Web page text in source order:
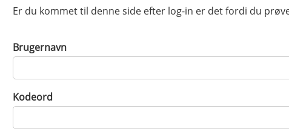
Er du kommet til denne side efter log-in er det fordi du
Brugernavn
Kodeord